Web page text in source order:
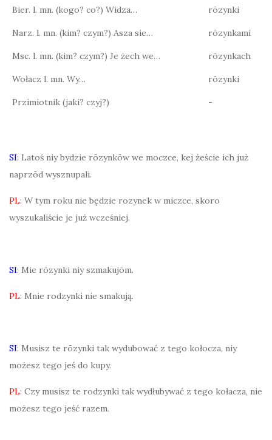
Bier. l. mn. (kogo? co?) Widza… rōzynki
Narz. l. mn. (kim? czym?) Asza sie… rōzynkami
Msc. l. mn. (kim? czym?) Je żech we… rōzynkach
Wołacz l. mn. Wy… rōzynki
Przimiotnik (jaki? czyj?) -
SI: Latoś niy bydzie rōzynkōw we moczce, kej żeście ich już
naprzōd wysznupali.
PL: W tym roku nie będzie rozynek w miczce, skoro
wyszukaliście je już wcześniej.
SI: Mie rōzynki niy szmakujōm.
PL: Mnie rodzynki nie smakują.
SI: Musisz te rōzynki tak wydubować z tego kołocza, niy
możesz tego jeś do kupy.
PL: Czy musisz te rodzynki tak wydłubywać z tego kołacza, nie
możesz tego jeść razem.